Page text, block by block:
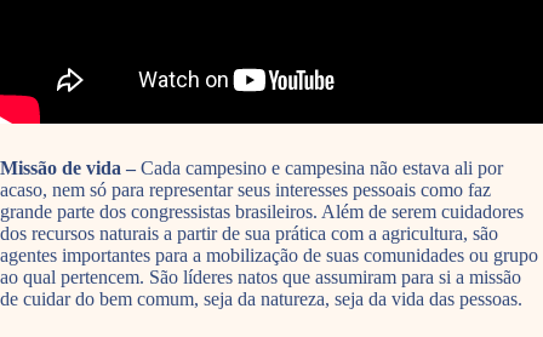
Missão de vida – Cada campesino e campesina não estava ali por
acaso, nem só para representar seus interesses pessoais como faz
grande parte dos congressistas brasileiros. Além de serem cuidadores
dos recursos naturais a partir de sua prática com a agricultura, são
agentes importantes para a mobilização de suas comunidades ou grupo
ao qual pertencem. São líderes natos que assumiram para si a missão
de cuidar do bem comum, seja da natureza, seja da vida das pessoas.